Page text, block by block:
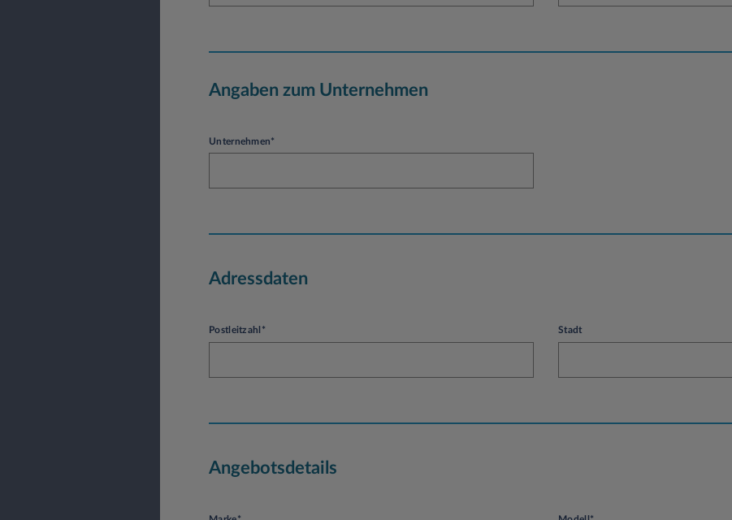
Angaben zum Unternehmen
Unternehmen*
Adressdaten
Postleitzahl* Stadt
Angebotsdetails